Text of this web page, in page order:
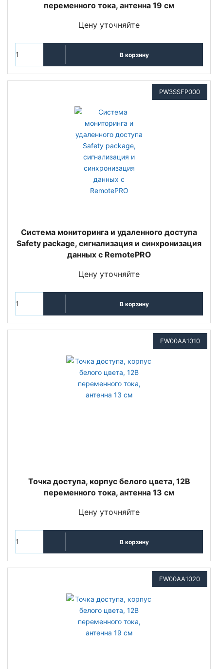
переменного тока, антенна 19 см
Цену уточняйте
В корзину
PW3SSFP000
Система мониторинга и удаленного доступа
Safety package, сигнализация и синхронизация
данных с RemotePRO
Цену уточняйте
В корзину
EW00AA1010
Точка доступа, корпус белого цвета, 12В
переменного тока, антенна 13 см
Цену уточняйте
В корзину
EW00AA1020